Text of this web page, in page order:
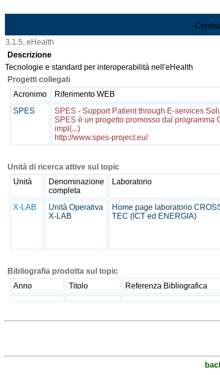
3.1.5. eHealth
Descrizione
Tecnologie e standard per interoperabilità nell'eHealth
Progetti collegati
Acronimo
Riferimento WEB
SPES
SPES - Support Patient through E-services
SPES è un progetto promosso dal
impl(...)
http://www.spes-project.eu/
Unità di ricerca attive sul topic
Unità
Denominazione
completa
Laboratorio
X-LAB
Unità Operativa
X-LAB
Home page laboratorio
TEC (ICT ed ENERGIA)
Bibliografia prodotta sul topic
Anno
Titolo Referenza Bibliografica